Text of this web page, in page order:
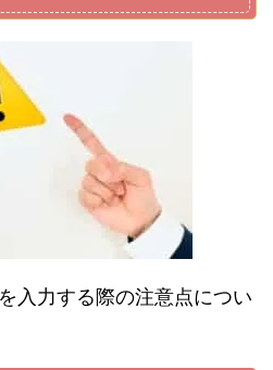
入力する際の注意点につい